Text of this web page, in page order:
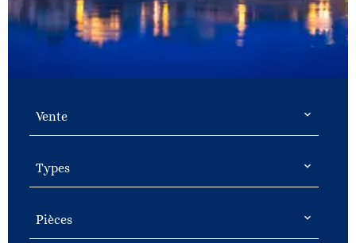
Vente
Types
Pièces